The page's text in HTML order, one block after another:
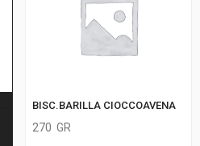
BISC.BARILLA CIOCCOAVENA
270 GR